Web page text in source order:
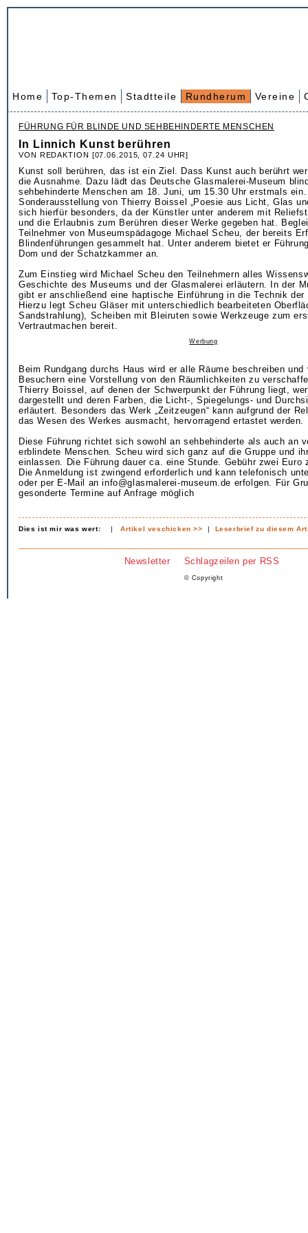
Home Top-Themen Stadtteile Rundherum Vereine
FÜHRUNG FÜR BLINDE UND SEHBEHINDERTE MENSCHEN
In Linnich Kunst berühren
VON REDAKTION [07.06.2015, 07.24 UHR]
Kunst soll berühren, das ist ein Ziel. Dass Kunst auch berührt
die Ausnahme. Dazu lädt das Deutsche Glasmalerei-Museum
sehbehinderte Menschen am 18. Juni, um 15.30 Uhr erstmals
Sonderausstellung von Thierry Boissel „Poesie aus Licht, Glas
sich hierfür besonders, da der Künstler unter anderem mit
und die Erlaubnis zum Berühren dieser Werke gegeben hat.
Teilnehmer von Museumspädagoge Michael Scheu, der bereits
Blindenführungen gesammelt hat. Unter anderem bietet er
Dom und der Schatzkammer an.
Zum Einstieg wird Michael Scheu den Teilnehmern alles
Geschichte des Museums und der Glasmalerei erläutern. In der
gibt er anschließend eine haptische Einführung in die Technik der
Hierzu legt Scheu Gläser mit unterschiedlich bearbeiteten
Sandstrahlung), Scheiben mit Bleiruten sowie Werkzeuge zum
Vertrautmachen bereit.
Werbung
Beim Rundgang durchs Haus wird er alle Räume beschreiben
Besuchern eine Vorstellung von den Räumlichkeiten zu
Thierry Boissel, auf denen der Schwerpunkt der Führung liegt,
dargestellt und deren Farben, die Licht-, Spiegelungs- und
erläutert. Besonders das Werk „Zeitzeugen“ kann aufgrund der
das Wesen des Werkes ausmacht, hervorragend ertastet werden.
Diese Führung richtet sich sowohl an sehbehinderte als auch an
erblindete Menschen. Scheu wird sich ganz auf die Gruppe und
einlassen. Die Führung dauer ca. eine Stunde. Gebühr zwei
Die Anmeldung ist zwingend erforderlich und kann telefonisch
oder per E-Mail an info@glasmalerei-museum.de erfolgen. Für
gesonderte Termine auf Anfrage möglich
Dies ist mir was wert: |Artikel veschicken >> | Leserbrief zu diesem
Newsletter Schlagzeilen per RSS
© Copyright